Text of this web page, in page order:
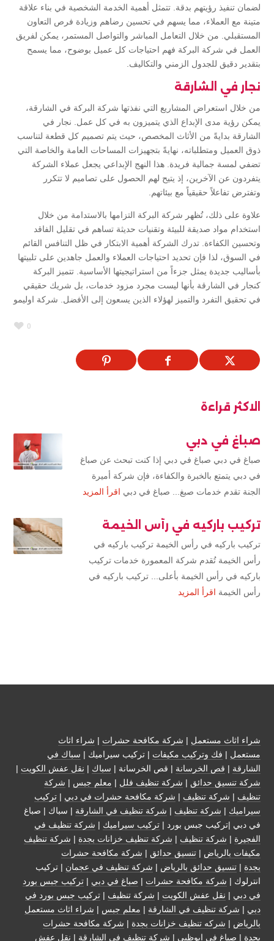
لضمان تنفيذ رؤيتهم بدقة. تتمثل أهمية الخدمة الشخصية في بناء علاقة
متينة مع العملاء، مما يسهم في تحسين رضاهم وزيادة فرص التعاون
المستقبلي. من خلال التعامل المباشر والتواصل المستمر، يمكن لفريق
العمل في شركة البركة فهم احتياجات كل عميل بوضوح، مما يسمح
بتقدير دقيق للجدول الزمني والتكاليف.
نجار في الشارقة
من خلال استعراض المشاريع التي نفذتها شركة البركة في الشارقة،
يمكن رؤية مدى الإبداع الذي يتميزون به في كل عمل. نجار في
الشارقة بدايةً من الأثاث المخصص، حيث يتم تصميم كل قطعة لتناسب
ذوق العميل ومتطلباته، نهايةً بتجهيزات المساحات العامة والخاصة التي
تضفي لمسة جمالية فريدة. هذا النهج الإبداعي يجعل عملاء الشركة
يتفردون عن الآخرين، إذ يتيح لهم الحصول على تصاميم لا تتكرر
وتفترض تفاعلاً حقيقياً مع بيئاتهم.
علاوة على ذلك، تُظهر شركة البركة التزامها بالاستدامة من خلال
استخدام مواد صديقة للبيئة وتقنيات حديثة تساهم في تقليل الفاقد
وتحسين الكفاءة. تدرك الشركة أهمية الابتكار في ظل التنافس القائم
في السوق، لذا فإن تحديد احتياجات العملاء والعمل جاهدين على تلبيتها
بأساليب جديدة يمثل جزءاً من استراتيجيتها الأساسية. تتميز البركة
كنجار في الشارقة بأنها ليست مجرد مزود خدمات، بل شريك حقيقي
في تحقيق التفرد والتميز لهؤلاء الذين يسعون إلى الأفضل. شركة اوليمو
0
الاكثر قراءة
صباغ في دبي
صباغ في دبي صباغ في دبي إذا كنت تبحث عن صباغ
في دبي يتمتع بالخبرة والكفاءة، فإن شركة أميرة
الجنة تقدم خدمات صبغ... صباغ في دبي اقرأ المزيد
تركيب باركيه في رأس الخيمة
تركيب باركيه في رأس الخيمة تركيب باركيه في
رأس الخيمة تُقدم شركة المعمورة خدمات تركيب
باركيه في رأس الخيمة بأعلى... تركيب باركيه في
رأس الخيمة اقرأ المزيد
شراء اثاث مستعمل | شركة مكافحة حشرات | شراء اثاث
مستعمل | فك وتركيب مكيفات | تركيب سيراميك | سباك في
الشارقة | قص الخرسانة | قص الخرسانة | سباك | نقل عفش الكويت |
شركة تنسيق حدائق | شركة تنظيف فلل | معلم جبس | شركة
تنظيف | شركة تنظيف | شركة مكافحة حشرات في دبي | تركيب
سيراميك | شركة تنظيف | شركة تنظيف في الشارقة | سباك | صباغ
في دبي |تركيب جبس بورد | تركيب سيراميك | شركة تنظيف في
الفجيرة | شركة تنظيف | شركة تنظيف خزانات بجدة | شركة تنظيف
مكيفات بالرياض | تنسيق حدائق | شركة مكافحة حشرات
بجدة | تنسيق حدائق بالرياض | شركة تنظيف في عجمان | تركيب
انترلوك | شركة مكافحة حشرات | صباغ في دبي | تركيب جبس بورد
في دبي | نقل عفش الكويت | شركة تنظيف | تركيب جبس بورد في
دبي | شركة تنظيف في الشارقة | معلم جبس | شراء اثاث مستعمل
بالرياض | شركه تنظيف خزانات بجدة | شركة مكافحة حشرات
بجدة | صباغ في ابوظبي | شركة تنظيف في الشارقة | نقل عفش